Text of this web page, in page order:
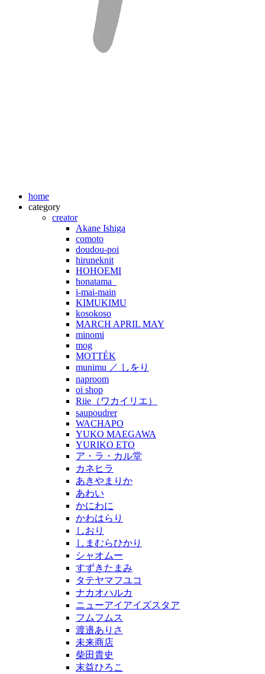
home
category
creator
Akane Ishiga
comoto
doudou-poi
hiruneknit
HOHOEMI
honatama_
i-mai-main
KIMUKIMU
kosokoso
MARCH APRIL MAY
minomi
mog
MOTTÉK
munimu ／ しをり
naproom
oi shop
Riie（ワカイリエ）
saupoudrer
WACHAPO
YUKO MAEGAWA
YURIKO ETO
ア・ラ・カル堂
カネヒラ
あきやまりか
あわい
かにわに
かわはらり
しおり
しまむらひかり
シャオムー
すずきたまみ
タテヤマフユコ
ナカオハルカ
ニューアイアイズスタア
フムフムス
渡邉ありさ
未来商店
柴田貴史
末益ひろこ